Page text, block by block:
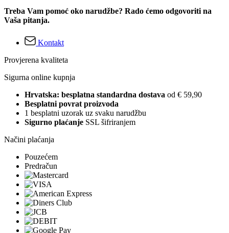
Treba Vam pomoć oko narudžbe? Rado ćemo odgovoriti na
Vaša pitanja.
Kontakt
Provjerena kvaliteta
Sigurna online kupnja
Hrvatska: besplatna standardna dostava od € 59,90
Besplatni povrat proizvoda
1 besplatni uzorak uz svaku narudžbu
Sigurno plaćanje SSL šifriranjem
Načini plaćanja
Pouzećem
Predračun